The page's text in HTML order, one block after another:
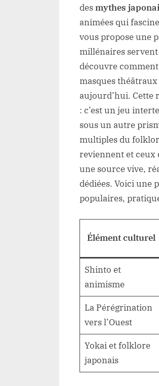
desmythes
animées qui
vous propose une
millénaires
découvre
masques
aujourd’hui. Cette
: c’est un jeu
sous un autre
multiples du
reviennent et ceux
une source vive,
dédiées. Voici une
populaires,
Élément culturel
Shinto et
animisme
La Pérégrination
vers l’Ouest
Yokai et folklore
japonais